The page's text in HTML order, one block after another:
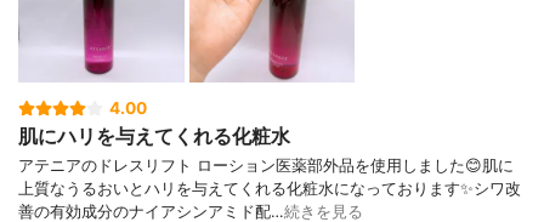
4.00
肌にハリを与えてくれる化粧水
アテニアのドレスリフト ローション医薬部外品を使用しました😊肌に
上質なうるおいとハリを与えてくれる化粧水になっております✨シワ改
善の有効成分のナイアシンアミド配…続きを見る